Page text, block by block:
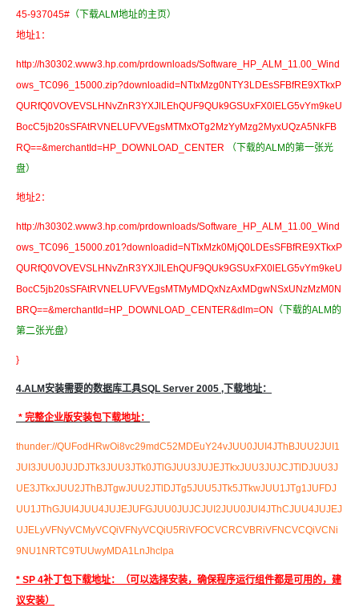
45-937045# （下载ALM地址的主页）
地址1：
http://h30302.www3.hp.com/prdownloads/Software_HP_ALM_11.00_Wind
ows_TC096_15000.zip?downloadid=NTIxMzg0NTY3LDEsSFBfRE9XTkxP
QURfQ0VOVEVSLHNvZnR3YXJlLEhQUF9QUk9GSUxFX0lELG5vYm9keU
BocC5jb20sSFAtRVNELUFVVEgsMTMxOTg2MzYyMzg2MyxUQzA5NkFB
RQ==&merchantId=HP_DOWNLOAD_CENTER
（下载的ALM的第一张光
盘）
地址2：
http://h30302.www3.hp.com/prdownloads/Software_HP_ALM_11.00_Wind
ows_TC096_15000.z01?downloadid=NTIxMzk0MjQ0LDEsSFBfRE9XTkxP
QURfQ0VOVEVSLHNvZnR3YXJlLEhQUF9QUk9GSUxFX0lELG5vYm9keU
BocC5jb20sSFAtRVNELUFVVEgsMTMyMDQxNzAxMDgwNSxUNzMzM0N
BRQ==&merchantId=HP_DOWNLOAD_CENTER&dlm=ON
（下载的ALM的
第二张光盘）
}
4.ALM安装需要的数据库工具SQL Server 2005 ,下载地址：
* 完整企业版安装包下载地址：
thunder://QUFodHRwOi8vc29mdC52MDEuY24vJUU0JUI4JThBJUU2JUI1
JUI3JUU0JUJDJTk3JUU3JTk0JTlGJUU3JUJEJTkxJUU3JUJCJTlDJUU3J
UE3JTkxJUU2JThBJTgwJUU2JTlDJTg5JUU5JTk5JTkwJUU1JTg1JUFDJ
UU1JThGJUI4JUU4JUJEJUFGJUU0JUJCJUI2JUU0JUI4JThCJUU4JUJEJ
UJELyVFNyVCMyVCQiVFNyVCQiU5RiVFOCVCRCVBRiVFNCVCQiVCNi
9NU1NRTC9TUUwyMDA1LnJhclpa
* SP 4补丁包下载地址：（可以选择安装，确保程序运行组件都是可用的，建
议安装）